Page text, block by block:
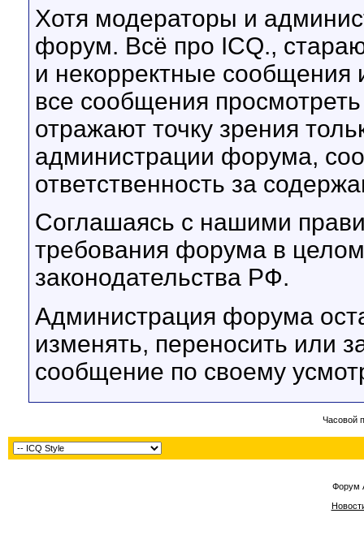
Хотя модераторы и
форум. Всё про ICQ.,
и некорректные сообщения
все сообщения
отражают точку зрения
администрации форума,
ответственность за
Соглашаясь с нашими
требования форума в
законодательства РФ.
Администрация форума
изменять, переносить или
сообщение по своему
Часовой
Форум